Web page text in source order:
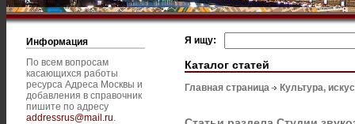
Информация
По всем вопросам
касающихся работы
ресурса Адреса Москвы и
добавления в справочник
пишите по адресу
addressrus@mail.ru.
Я ищу:
Каталог статей
Главная страница Культура,